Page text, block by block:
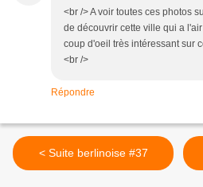
<br /> A voir toutes ces photos
de découvrir cette ville qui a
coup d'oeil très intéressant sur
<br />
Répondre
< Suite berlinoise #37